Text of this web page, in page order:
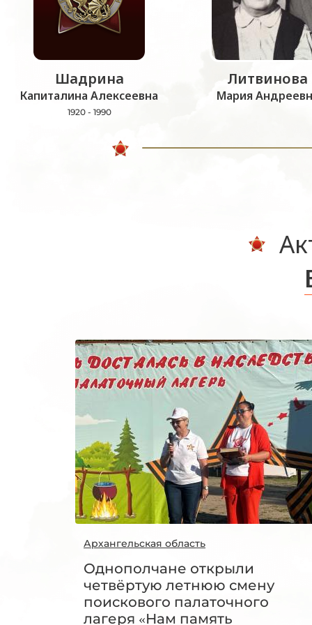
Шадрина
Капиталина Алексеевна
1920 - 1990
Литвинова
Мария
Архангельская область
Однополчане открыли
четвёртую летнюю смену
поискового палаточного
лагеря «Нам память